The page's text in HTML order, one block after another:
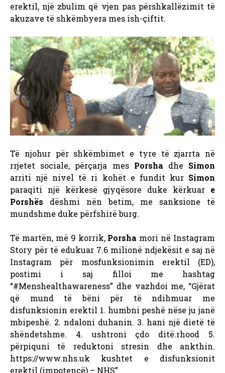
erektil, një zbulim që vjen pas përshkallëzimit të
akuzave të shkëmbyera mes ish-çiftit.
Të njohur për shkëmbimet e tyre të zjarrta në
rrjetet sociale, përçarja mes Porsha dhe Simon
arriti një nivel të ri kohët e fundit kur Simon
paraqiti një kërkesë gjyqësore duke kërkuar e
Porshës dëshmi nën betim, me sanksione të
mundshme duke përfshirë burg.
Të martën, më 9 korrik, Porsha mori në Instagram
Story për të edukuar 7.6 milionë ndjekësit e saj në
Instagram për mosfunksionimin erektil (ED),
postimi i saj filloi me hashtag
“#Menshealthawareness” dhe vazhdoi me, “Gjërat
që mund të bëni për të ndihmuar me
disfunksionin erektil 1. humbni peshë nëse ju janë
mbipeshë. 2. ndaloni duhanin. 3. hani një dietë të
shëndetshme. 4. ushtroni çdo ditë.rhood 5.
përpiquni të reduktoni stresin dhe ankthin.
https://www.nhs.uk kushtet e disfunksionit
erektil (impotencë) – NHS”